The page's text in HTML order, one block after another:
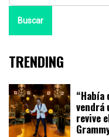
Buscar
TRENDING
“Había
vendrá
revive